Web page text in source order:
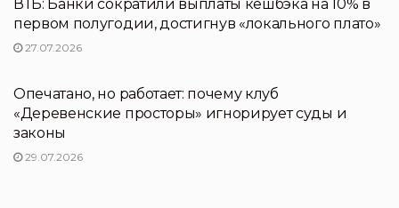
ВТБ: Банки сократили выплаты кешбэка на 10% в
первом полугодии, достигнув «локального плато»
27.07.2026
Опечатано, но работает: почему клуб
«Деревенские просторы» игнорирует суды и
законы
29.07.2026